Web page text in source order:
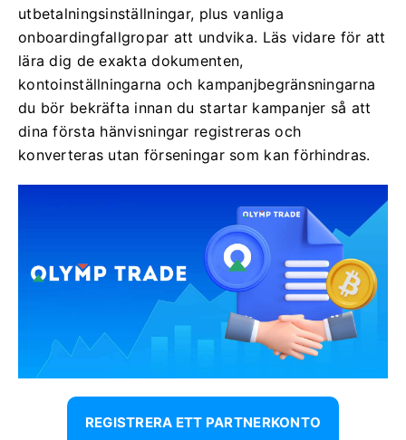
utbetalningsinställningar, plus vanliga
onboardingfallgropar att undvika. Läs vidare för att
lära dig de exakta dokumenten,
kontoinställningarna och kampanjbegränsningarna
du bör bekräfta innan du startar kampanjer så att
dina första hänvisningar registreras och
konverteras utan förseningar som kan förhindras.
REGISTRERA ETT PARTNERKONTO